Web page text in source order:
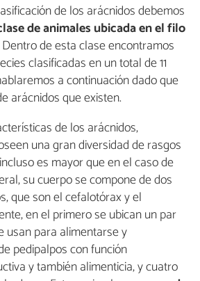
de los arácnidos debemos
de animales ubicada en el filo
de esta clase encontramos
clasificadas en un total de 11
a continuación dado que
arácnidos que existen.
de los arácnidos,
una gran diversidad de rasgos
es mayor que en el caso de
su cuerpo se compone de dos
que son el cefalotórax y el
en el primero se ubican un par
usan para alimentarse y
pedipalpos con función
y también alimenticia, y cuatro